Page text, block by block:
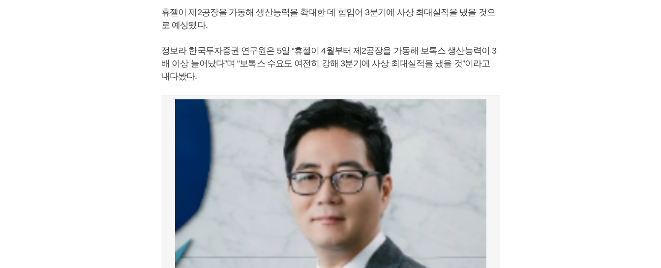
휴젤이 제2공장을 가동해 생산능력을 확대한 데 힘입어 3분기에 사상 최대실적을 냈을 것으
로 예상됐다.
정보라 한국투자증권 연구원은 5일 “휴젤이 4월부터 제2공장을 가동해 보톡스 생산능력이 3
배 이상 늘어났다”며 “보톡스 수요도 여전히 강해 3분기에 사상 최대실적을 냈을 것”이라고
내다봤다.